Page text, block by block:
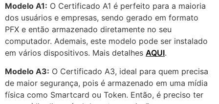
Modelo A1: O Certificado A1 é perfeito para a maioria
dos usuários e empresas, sendo gerado em formato
PFX e então armazenado diretamente no seu
computador. Ademais, este modelo pode ser instalado
em vários dispositivos. Mais detalhes AQUI.
Modelo A3: O Certificado A3, ideal para quem precisa
de maior segurança, pois é armazenado em uma mídia
física como Smartcard ou Token. Então, é preciso ter